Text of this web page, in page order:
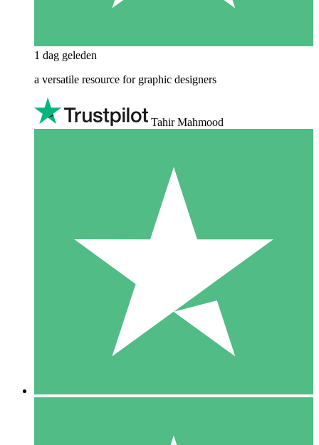
1 dag geleden
a versatile resource for graphic designers
Tahir Mahmood